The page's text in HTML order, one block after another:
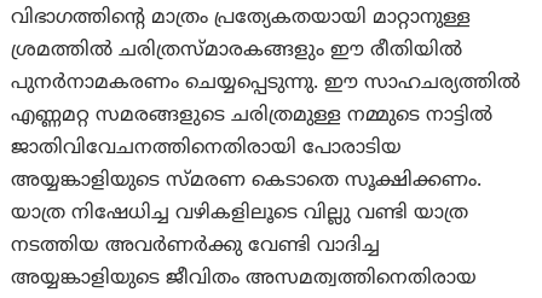
വിഭാഗത്തിന്റെ മാത്രം പ്രത്യേകതയായി മാറ്റാനുള്ള
ശ്രമത്തിൽ ചരിത്രസ്മാരകങ്ങളും ഈ രീതിയിൽ
പുനർനാമകരണം ചെയ്യപ്പെടുന്നു. ഈ സാഹചര്യത്തിൽ
എണ്ണമറ്റ സമരങ്ങളുടെ ചരിത്രമുള്ള നമ്മുടെ നാട്ടിൽ
ജാതിവിവേചനത്തിനെതിരായി പോരാടിയ
അയ്യങ്കാളിയുടെ സ്മരണ കെടാതെ സൂക്ഷിക്കണം.
യാത്ര നിഷേധിച്ച വഴികളിലൂടെ വില്ലു വണ്ടി യാത്ര
നടത്തിയ അവർണർക്കു വേണ്ടി വാദിച്ച
അയ്യങ്കാളിയുടെ ജീവിതം അസമത്വത്തിനെതിരായ